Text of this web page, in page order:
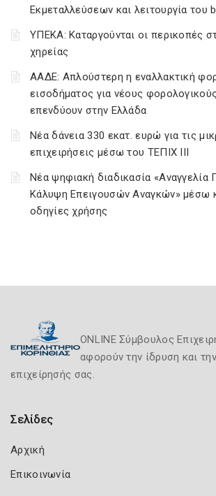
Εκμεταλλεύσεων και λειτουργία του
ΥΠΕΚΑ: Καταργούνται οι περικοπές
χηρείας
ΑΑΔΕ: Απλούστερη η εναλλακτική
εισοδήματος για νέους
επενδύουν στην Ελλάδα
Νέα δάνεια 330 εκατ. ευρώ για τις
επιχειρήσεις μέσω του ΤΕΠΙΧ ΙΙΙ
Νέα ψηφιακή διαδικασία «Αναγγελία
Κάλυψη Επειγουσών Αναγκών» μέσω
οδηγίες χρήσης
ONLINE Σύμβουλος
αφορούν την ίδρυση και
επιχείρησής σας.
Σελίδες
Αρχική
Επικοινωνία